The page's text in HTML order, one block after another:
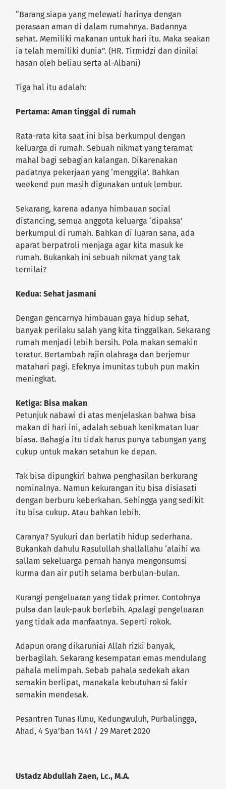
“Barang siapa yang melewati harinya dengan
perasaan aman di dalam rumahnya. Badannya
sehat. Memiliki makanan untuk hari itu. Maka seakan
ia telah memiliki dunia”. (HR. Tirmidzi dan dinilai
hasan oleh beliau serta al-Albani)
Tiga hal itu adalah:
Pertama: Aman tinggal di rumah
Rata-rata kita saat ini bisa berkumpul dengan
keluarga di rumah. Sebuah nikmat yang teramat
mahal bagi sebagian kalangan. Dikarenakan
padatnya pekerjaan yang ‘menggila’. Bahkan
weekend pun masih digunakan untuk lembur.
Sekarang, karena adanya himbauan social
distancing, semua anggota keluarga ‘dipaksa’
berkumpul di rumah. Bahkan di luaran sana, ada
aparat berpatroli menjaga agar kita masuk ke
rumah. Bukankah ini sebuah nikmat yang tak
ternilai?
Kedua: Sehat jasmani
Dengan gencarnya himbauan gaya hidup sehat,
banyak perilaku salah yang kita tinggalkan. Sekarang
rumah menjadi lebih bersih. Pola makan semakin
teratur. Bertambah rajin olahraga dan berjemur
matahari pagi. Efeknya imunitas tubuh pun makin
meningkat.
Ketiga: Bisa makan
Petunjuk nabawi di atas menjelaskan bahwa bisa
makan di hari ini, adalah sebuah kenikmatan luar
biasa. Bahagia itu tidak harus punya tabungan yang
cukup untuk makan setahun ke depan.
Tak bisa dipungkiri bahwa penghasilan berkurang
nominalnya. Namun kekurangan itu bisa disiasati
dengan berburu keberkahan. Sehingga yang sedikit
itu bisa cukup. Atau bahkan lebih.
Caranya? Syukuri dan berlatih hidup sederhana.
Bukankah dahulu Rasulullah shallallahu ‘alaihi wa
sallam sekeluarga pernah hanya mengonsumsi
kurma dan air putih selama berbulan-bulan.
Kurangi pengeluaran yang tidak primer. Contohnya
pulsa dan lauk-pauk berlebih. Apalagi pengeluaran
yang tidak ada manfaatnya. Seperti rokok.
Adapun orang dikaruniai Allah rizki banyak,
berbagilah. Sekarang kesempatan emas mendulang
pahala melimpah. Sebab pahala sedekah akan
semakin berlipat, manakala kebutuhan si fakir
semakin mendesak.
Pesantren Tunas Ilmu, Kedungwuluh, Purbalingga,
Ahad, 4 Sya’ban 1441 / 29 Maret 2020
Ustadz Abdullah Zaen, Lc., M.A.